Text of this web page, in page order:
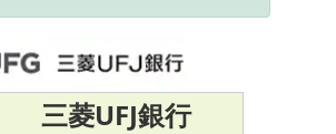
三菱UFJ銀行